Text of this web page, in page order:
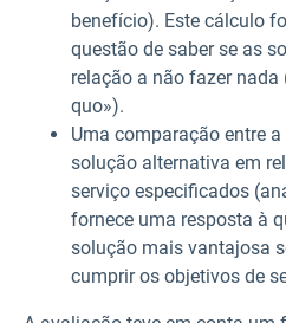
benefício). Este cálculo
questão de saber se as
relação a não fazer
quo»).
Uma comparação entre
solução alternativa em
serviço especificados
fornece uma resposta à
solução mais vantajosa
cumprir os objetivos de